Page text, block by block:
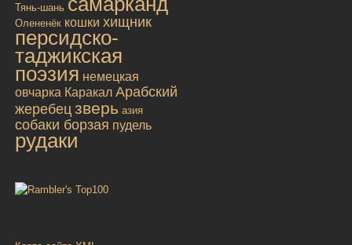
Тянь-шань
Олененёк кошки хищник
персидско-
таджикская
поэзия немецкая
овчарка Каракал Арабский
жеребец зверь азия
собаки борзая пудель
рудаки